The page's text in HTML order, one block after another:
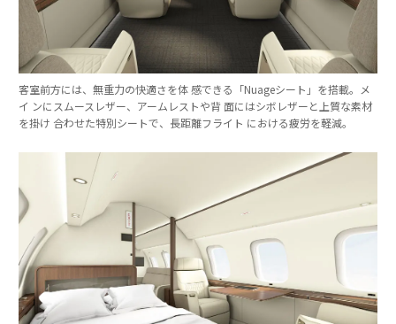
客室前方には、無重力の快適さを体 感できる「Nuageシート」を搭載。メ
イ ンにスムースレザー、アームレストや背 面にはシボレザーと上質な素材
を掛け 合わせた特別シートで、長距離フライト における疲労を軽減。